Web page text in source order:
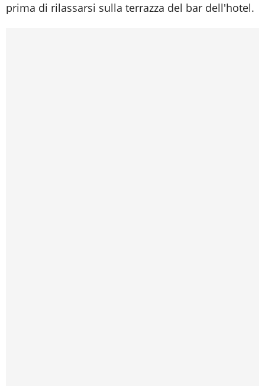
prima di rilassarsi sulla terrazza del bar dell'hotel.